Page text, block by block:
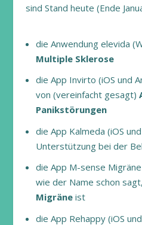
sind Stand heute (Ende
die Anwendung elevida
Multiple Sklerose
die App Invirto (iOS und
von (vereinfacht gesagt)
Panikstörungen
die App Kalmeda (iOS
Unterstützung bei der
die App M-sense
wie der Name schon
Migräneist
die App Rehappy (iOS